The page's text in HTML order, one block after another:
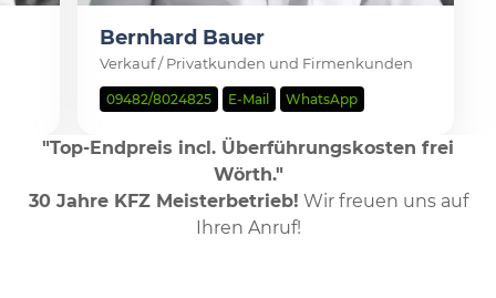
Bernhard Bauer
Verkauf / Privatkunden und Firmenkunden
09482/8024825 E-Mail WhatsApp
"Top-Endpreis incl. Überführungskosten frei
Wörth."
30 Jahre KFZ Meisterbetrieb! Wir freuen uns auf
Ihren Anruf!